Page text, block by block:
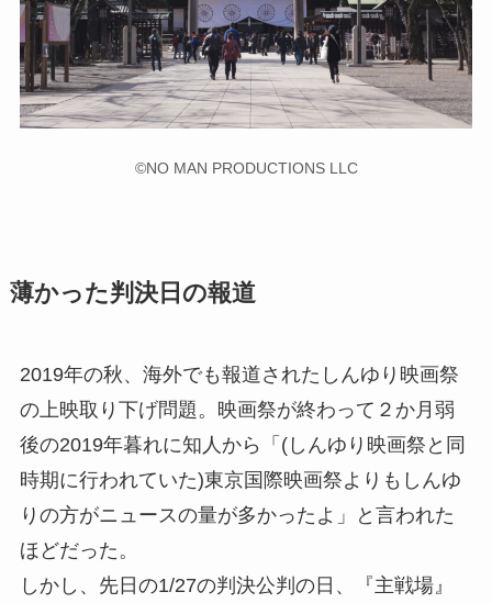
©NO MAN PRODUCTIONS LLC
薄かった判決日の報道
2019年の秋、海外でも報道されたしんゆり映画祭
の上映取り下げ問題。映画祭が終わって２か月弱
後の2019年暮れに知人から「(しんゆり映画祭と同
時期に行われていた)東京国際映画祭よりもしんゆ
りの方がニュースの量が多かったよ」と言われた
ほどだった。
しかし、先日の1/27の判決公判の日、『主戦場』